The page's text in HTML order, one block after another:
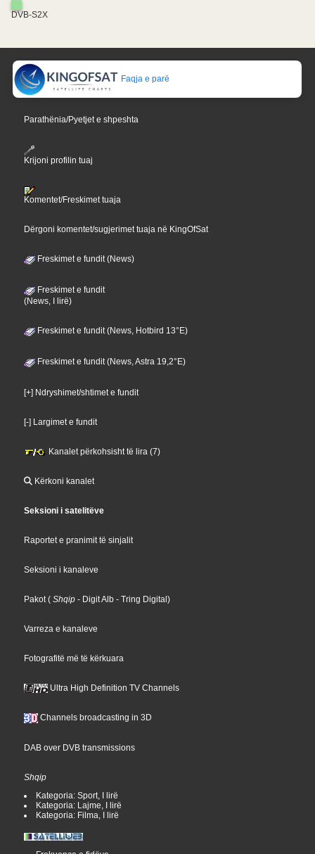
DVB-S2X
Faqja e parë
Parathënia/Pyetjet e shpeshta
Krijoni profilin tuaj
Komentet/Freskimet tuaja
Dërgoni komentet/sugjerimet tuaja në KingOfSat
Freskimet e fundit (News)
Freskimet e fundit
(News, I lirë)
Freskimet e fundit (News, Hotbird 13°E)
Freskimet e fundit (News, Astra 19,2°E)
[+] Ndryshimet/shtimet e fundit
[-] Largimet e fundit
Kanalet përkohsisht të lira (7)
Kërkoni kanalet
Seksioni i satelitëve
Raportet e pranimit të sinjalit
Seksioni i kanaleve
Pakot ( Shqip - Digit Alb - Tring Digital)
Varreza e kanaleve
Fotografitë më të kërkuara
Ultra High Definition TV Channels
Channels broadcasting in 3D
DAB over DVB transmissions
Shqip
Kategoria: Sport, I lirë
Kategoria: Lajme, I lirë
Kategoria: Filma, I lirë